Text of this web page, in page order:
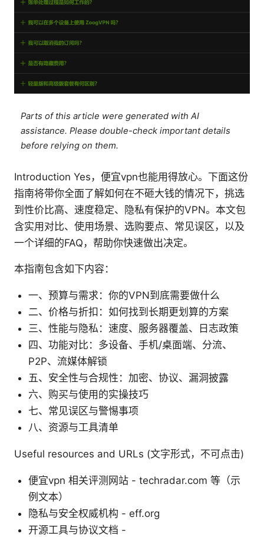
Parts of this article were generated with AI
assistance. Please double-check important details
before relying on them.
Introduction Yes，便宜vpn也能用得放心。下面这份
指南将带你全面了解如何在不砸大钱的情况下，挑选
到性价比高、速度稳定、隐私有保护的VPN。本文包
含实用对比、使用场景、选购要点、常见误区，以及
一个详细的FAQ，帮助你快速做出决定。
本指南包含如下内容：
一、预算与需求：你的VPN到底需要做什么
二、价格与折扣：如何找到长期更划算的方案
三、性能与隐私：速度、服务器覆盖、日志政策
四、功能对比：多设备、手机/桌面端、分流、
P2P、流媒体解锁
五、安全性与合规性：加密、协议、漏洞披露
六、购买与使用的实操技巧
七、常见误区与警惕事项
八、资源与工具清单
Useful resources and URLs (文字形式，不可点击)
便宜vpn 相关评测网站 - techradar.com 等（示
例文本）
隐私与安全权威机构 - eff.org
开源工具与协议文档 -